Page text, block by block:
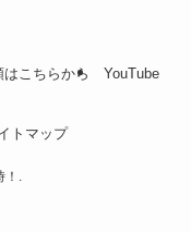
こちらから YouTube
トマップ
！.